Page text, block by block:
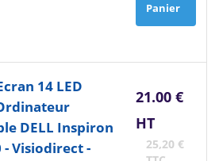
Panier
14 LED
DELL Inspiron
- Visiodirect -
21.00 €
HT
25,20 €